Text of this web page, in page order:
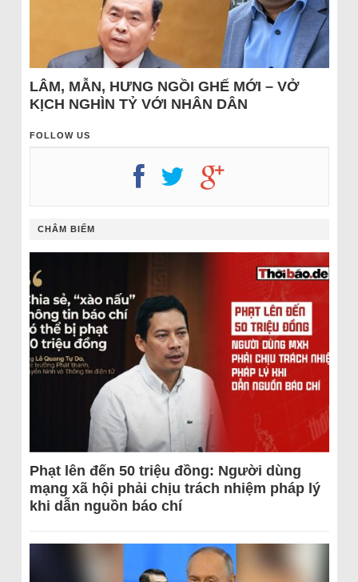
LÂM, MẪN, HƯNG NGỒI GHẾ MỚI – VỞ
KỊCH NGHÌN TỶ VỚI NHÂN DÂN
FOLLOW US
CHÂM BIẾM
Phạt lên đến 50 triệu đồng: Người dùng
mạng xã hội phải chịu trách nhiệm pháp lý
khi dẫn nguồn báo chí